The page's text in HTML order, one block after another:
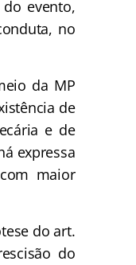
evento,
no
da MP
de
e de
expressa
maior
do art.
do